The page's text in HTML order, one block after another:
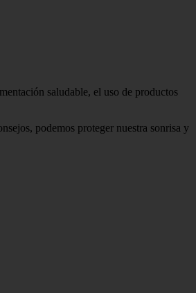
saludable, el uso de productos
podemos proteger nuestra sonrisa y